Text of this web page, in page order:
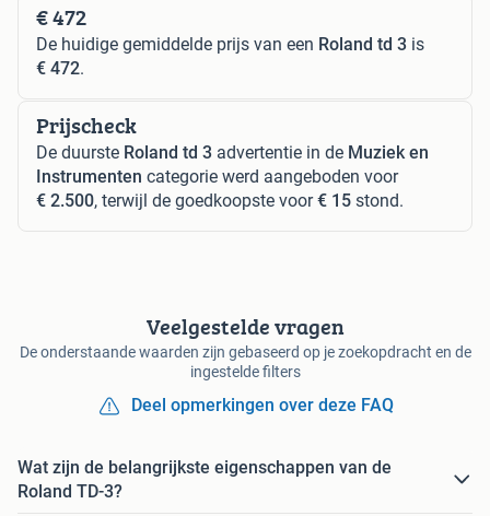
€ 472
De huidige gemiddelde prijs van een Roland td 3 is
€ 472.
Prijscheck
De duurste Roland td 3 advertentie in de Muziek en
Instrumenten categorie werd aangeboden voor
€ 2.500, terwijl de goedkoopste voor€ 15 stond.
Veelgestelde vragen
De onderstaande waarden zijn gebaseerd op je zoekopdracht en de
ingestelde filters
Deel opmerkingen over deze FAQ
Wat zijn de belangrijkste eigenschappen van de
Roland TD-3?